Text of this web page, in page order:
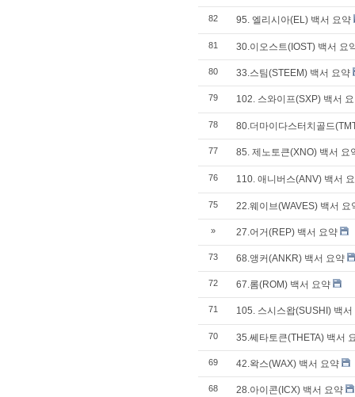
82 95. 엘리시아(EL) 백서 요약
81 30.이오스트(IOST) 백서 요
80 33.스팀(STEEM) 백서 요약
79 102. 스와이프(SXP) 백서
78 80.더마이다스터치골드
77 85. 제노토큰(XNO) 백서 요
76 110. 애니버스(ANV) 백서
75 22.웨이브(WAVES) 백서 요
» 27.어거(REP) 백서 요약
73 68.앵커(ANKR) 백서 요약
72 67.롬(ROM) 백서 요약
71 105. 스시스왑(SUSHI) 백서
70 35.쎄타토큰(THETA) 백서
69 42.왁스(WAX) 백서 요약
68 28.아이콘(ICX) 백서 요약